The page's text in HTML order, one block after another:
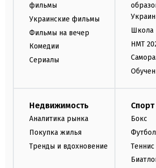
фильмы
Украинские фильмы
Фильмы на вечер
Комедии
Сериалы
Школа
НМТ
Недвижимость
Аналитика рынка
Покупка жилья
Тренды и вдохновение
Спорт
Бокс
Футбол
Теннис